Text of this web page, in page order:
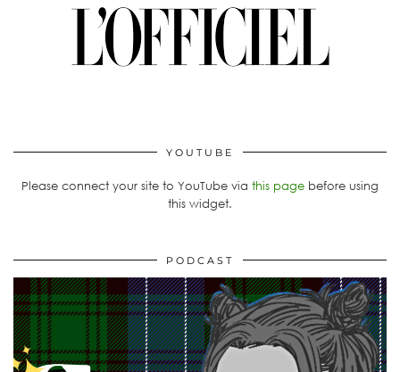
YOUTUBE
Please connect your site to YouTube via this page before using
this widget.
PODCAST